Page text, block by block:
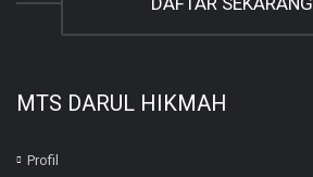
MTS DARUL HIKMAH
Profil